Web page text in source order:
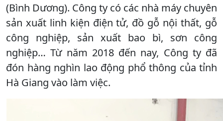
(Bình Dương). Công ty có các nhà máy chuyên
sản xuất linh kiện điện tử, đồ gỗ nội thất, gỗ
công nghiệp, sản xuất bao bì, sơn công
nghiệp… Từ năm 2018 đến nay, Công ty đã
đón hàng nghìn lao động phổ thông của tỉnh
Hà Giang vào làm việc.